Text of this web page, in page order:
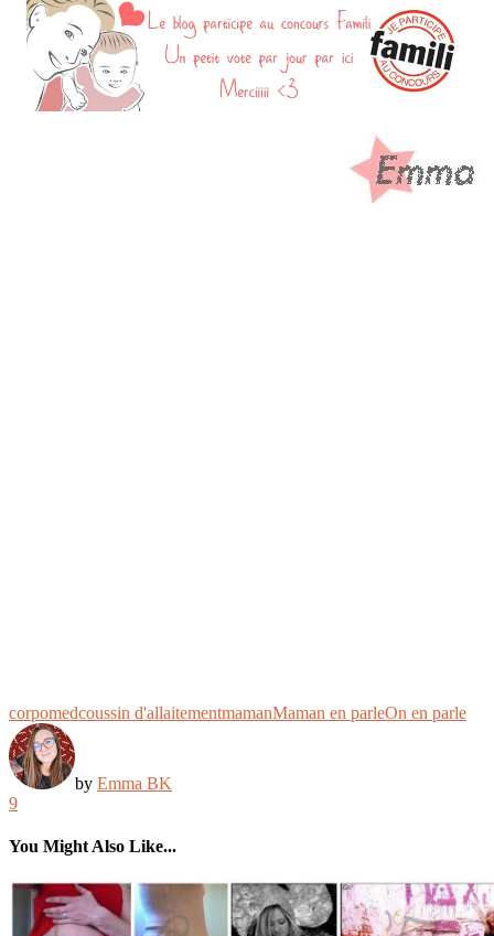
corpomedcoussin d'allaitementmamanMaman en parleOn en parle
by Emma BK
9
You Might Also Like...